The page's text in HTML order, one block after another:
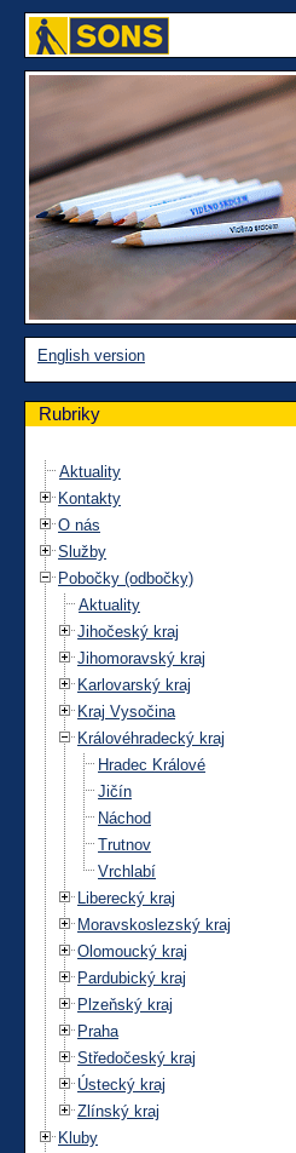
English version
Rubriky
Aktuality
Kontakty
O nás
Služby
Pobočky (odbočky)
Aktuality
Jihočeský kraj
Jihomoravský kraj
Karlovarský kraj
Kraj Vysočina
Královéhradecký kraj
Hradec Králové
Jičín
Náchod
Trutnov
Vrchlabí
Liberecký kraj
Moravskoslezský kraj
Olomoucký kraj
Pardubický kraj
Plzeňský kraj
Praha
Středočeský kraj
Ústecký kraj
Zlínský kraj
Kluby